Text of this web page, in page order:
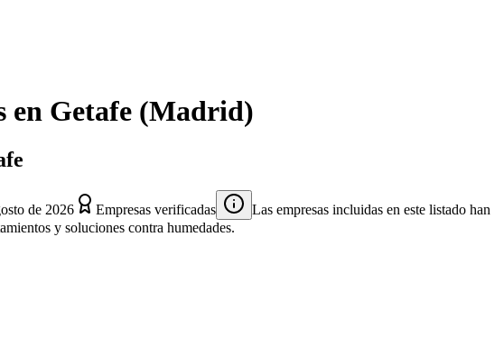
en Getafe (Madrid)
de 2026 Empresas verificadas
Las empresas incluidas en este listado han
y soluciones contra humedades.